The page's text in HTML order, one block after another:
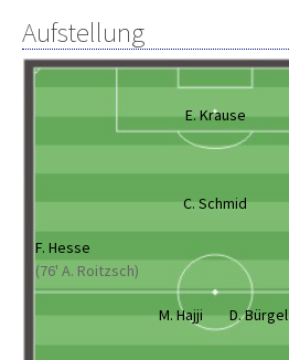
Aufstellung
E. Krause
C. Schmid
F. Hesse
(76' A. Roitzsch)
M. Hajji D. Bürgel